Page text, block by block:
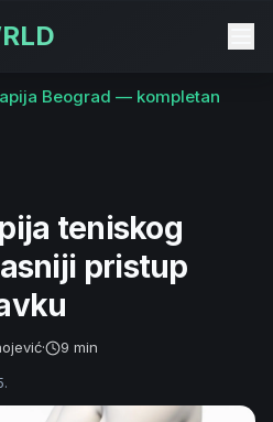
Beograd — kompletan
teniskog
pristup
· 9 min